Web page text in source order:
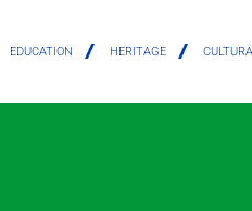
EDUCATION HERITAGE CULTURA